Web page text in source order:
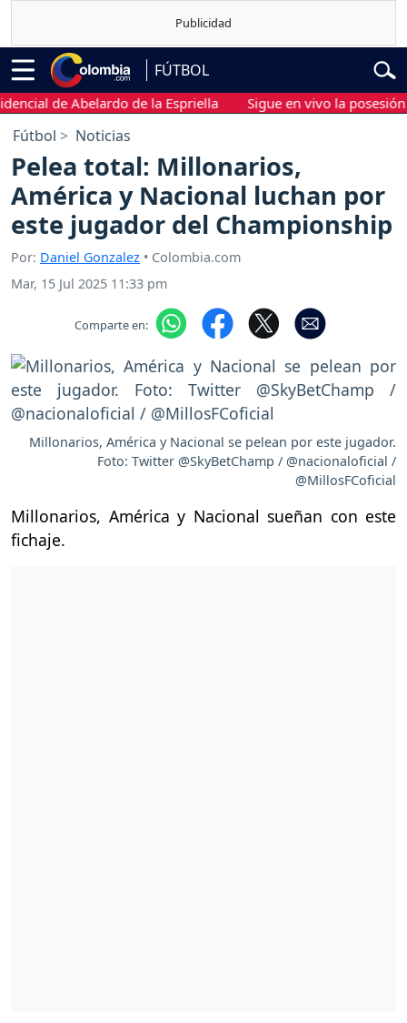
FÚTBOL
de Abelardo de la Espriella Sigue en vivo la posesión
Fútbol Noticias
Pelea total: Millonarios,
América y Nacional luchan por
este jugador del Championship
Por: Daniel Gonzalez • Colombia.com
Mar, 15 Jul 2025 11:33 pm
Comparte en:
Millonarios, América y Nacional se pelean por este jugador.
Foto: Twitter @SkyBetChamp / @nacionaloficial /
@MillosFCoficial
Millonarios, América y Nacional sueñan con este
fichaje.